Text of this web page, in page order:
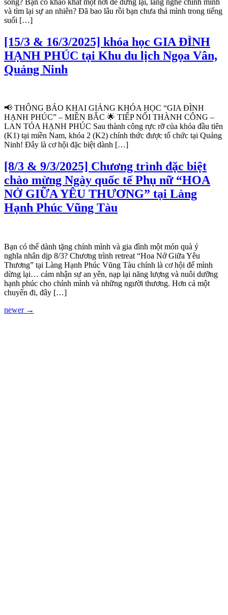
và tìm lại sự an nhiên? Đã bao lâu rồi bạn chưa thả mình trong tiếng
suối […]
[15/3 & 16/3/2025] khóa học GIA ĐÌNH
HẠNH PHÚC tại Khu du lịch Ngọa Vân,
Quảng Ninh
📢 THÔNG BÁO KHAI GIẢNG KHÓA HỌC “GIA ĐÌNH
HẠNH PHÚC” – MIỀN BẮC 🌟 TIẾP NỐI THÀNH CÔNG –
LAN TỎA HẠNH PHÚC Sau thành công rực rỡ của khóa đầu tiên
(K1) tại miền Nam, khóa 2 (K2) chính thức được tổ chức tại Quảng
Ninh! Đây là cơ hội đặc biệt dành […]
[8/3 & 9/3/2025] Chương trình đặc biệt
chào mừng Ngày quốc tế Phụ nữ “HOA
NỞ GIỮA YÊU THƯƠNG” tại Làng
Hạnh Phúc Vũng Tàu
Bạn có thể dành tặng chính mình và gia đình một món quà ý
nghĩa nhân dịp 8/3? Chương trình retreat “Hoa Nở Giữa Yêu
Thương” tại Làng Hạnh Phúc Vũng Tàu chính là cơ hội để mình
dừng lại… cảm nhận sự an yên, nạp lại năng lượng và nuôi dưỡng
hạnh phúc cho chính mình và những người thương. Hơn cả một
chuyến đi, đây […]
newer →